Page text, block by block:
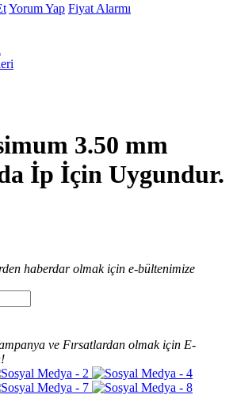
Yorum Yap Fiyat Alarmı
3.50 mm
İp İçin Uygundur.
haberdar olmak için e-bültenimize
ve Fırsatlardan olmak için E-